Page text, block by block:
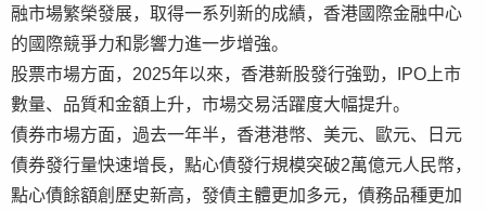
融市場繁榮發展，取得一系列新的成績，香港國際金融中心
的國際競爭力和影響力進一步增強。
股票市場方面，2025年以來，香港新股發行強勁，IPO上市
數量、品質和金額上升，市場交易活躍度大幅提升。
債券市場方面，過去一年半，香港港幣、美元、歐元、日元
債券發行量快速增長，點心債發行規模突破2萬億元人民幣，
點心債餘額創歷史新高，發債主體更加多元，債務品種更加